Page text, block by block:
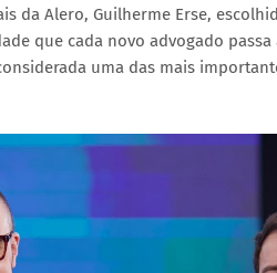
da Alero, Guilherme Erse,
que cada novo advogado
uma das mais